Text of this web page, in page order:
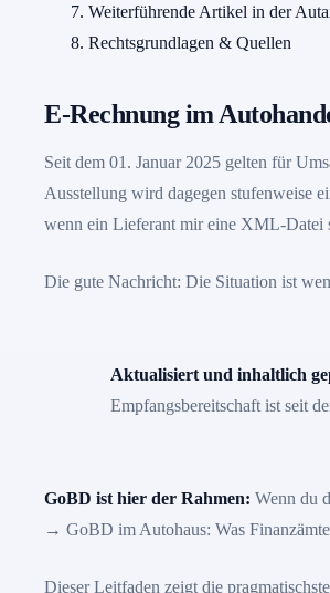
Weiterführende Artikel in der
Rechtsgrundlagen & Quellen
E-Rechnung im
Seit dem 01. Januar 2025 gelten für
Ausstellung wird dagegen stufenweise
wenn ein Lieferant mir eine XML-Datei
Die gute Nachricht: Die Situation ist
Aktualisiert und inhaltlich
Empfangsbereitschaft ist seit
GoBD ist hier der Rahmen: Wenn du
→ GoBD im Autohaus: Was
Dieser Leitfaden zeigt die